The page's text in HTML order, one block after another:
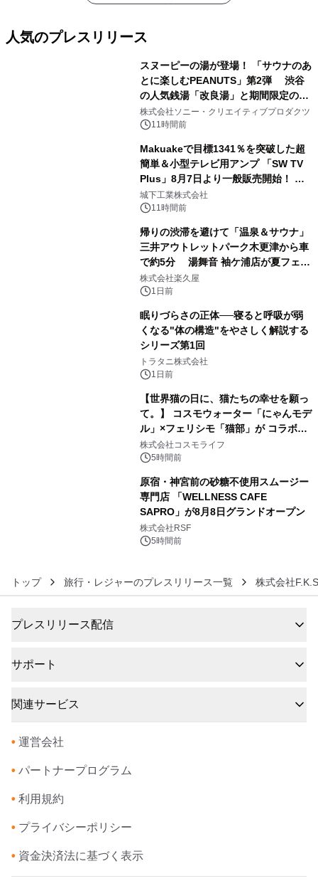
人気のプレスリリース
スヌーピーの湯が登場！ 「サウナのあ
とに楽しむPEANUTS」第2弾 渋谷
の人気銭湯「改良湯」と期間限定のコ
ラボレーション サウナイキタイコラ
ボグッズも発売決定！
株式会社ソニー・クリエイティブプロダクツ
11時間前
Makuakeで目標1341％を突破した超
簡単＆小型テレビ用アンプ 「SW TV
Plus」8月7日より一般販売開始！ ケ
ーブル1本つなぐだけ、テレビの音が
ぐっと豊かに
城下工業株式会社
11時間前
帰りの渋滞を避けて「温泉＆サウナ」
三井アウトレットパーク木更津から車
で約5分 湯舞音 袖ケ浦店が夏フェア
メニューを提供
株式会社楽久屋
1日前
眠りづらさの正体──寝ると呼吸が弱
くなる"体の構造"をやさしく解説する
シリーズ第1回
トラタニ株式会社
1日前
【世界猫の日に、猫たちの幸せを願っ
て。】 コスモウォーター「にゃんモデ
ル」×フェリシモ「猫部」が コラボキ
ャンペーンを実施
株式会社コスモライフ
5時間前
原宿・神宮前の砂糖不使用スムージー
専門店 「WELLNESS CAFE
SAPRO」が8月8日グランドオープン
株式会社RSF
5時間前
トップ 旅行・レジャーのプレスリリース一覧 株式会社
プレスリリース配信
サポート
関連サービス
• 運営会社
• パートナープログラム
• 利用規約
• プライバシーポリシー
• 資金決済法に基づく表示